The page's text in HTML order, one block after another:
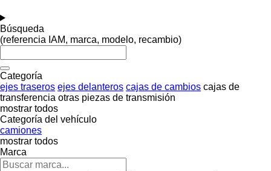
Búsqueda
(referencia IAM, marca, modelo, recambio)
Categoría
ejes traseros ejes delanteros cajas de cambios cajas de
transferencia otras piezas de transmisión
mostrar todos
Categoría del vehículo
camiones
mostrar todos
Marca